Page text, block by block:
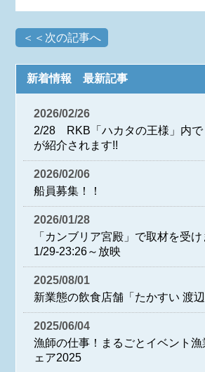
＜＜次の記事へ
新着情報 最新記事
2026/02/26
2/28 RKB「ハカタの王様」内で
が紹介されます!!
2026/02/06
船員募集！！
2026/01/28
「カンブリア宮殿」で取材を受け
1/29-23:26～放映
2025/08/01
新業態の飲食店舗「たかすい 渡
2025/06/04
漁師の仕事！まるごとイベント漁
ェア2025